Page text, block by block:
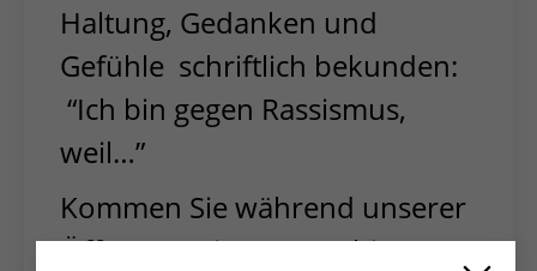
Haltung, Gedanken und
Gefühle schriftlich bekunden:
“Ich bin gegen Rassismus,
weil…”
Kommen Sie während unserer
Öffnungszeiten von 9 bis 15